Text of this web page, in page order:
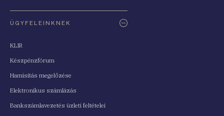
ÜGYFELEINKNEK
KLIR
Készpénzfórum
Hamisítás megelőzése
Elektronikus számlázás
Bankszámlavezetés üzleti feltételei